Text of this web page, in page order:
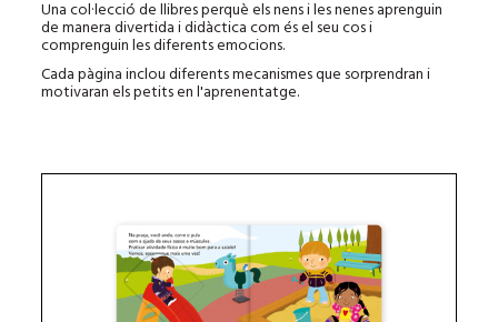
Una col·lecció de llibres perquè els nens i les nenes aprenguin
de manera divertida i didàctica com és el seu cos i
comprenguin les diferents emocions.
Cada pàgina inclou diferents mecanismes que sorprendran i
motivaran els petits en l'aprenentatge.